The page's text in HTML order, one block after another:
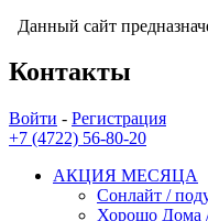
Данный сайт
Контакты
Войти - Регистрация
+7 (4722) 56-80-20
АКЦИЯ МЕСЯЦА
Сонлайт /
Хорошо Дома